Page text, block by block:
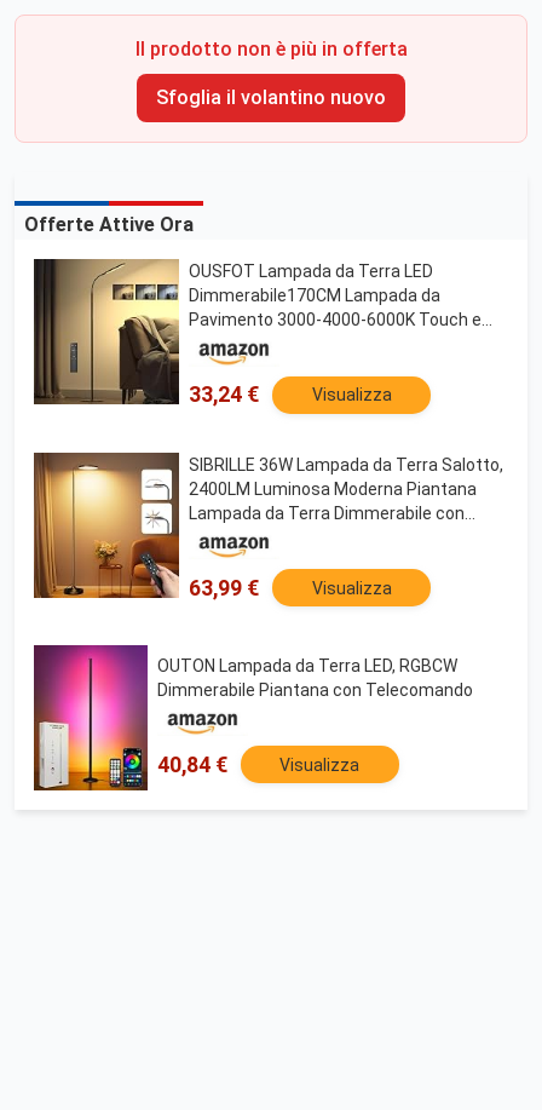
Il prodotto non è più in offerta
Sfoglia il volantino nuovo
Offerte Attive Ora
OUSFOT Lampada da Terra LED
Dimmerabile170CM Lampada da
Pavimento 3000-4000-6000K Touch e
Telecomando Collo D'oca Regolabile
Piantana LED per Camera da Letto
Soggiorno Ufficio
33,24 € Visualizza
SIBRILLE 36W Lampada da Terra Salotto,
2400LM Luminosa Moderna Piantana
Lampada da Terra Dimmerabile con
Telecomando Magnetico, 3000K-6000K
Piantana LED Lettura per Soggiorno
Letto Ufficio, Nera
63,99 € Visualizza
OUTON Lampada da Terra LED, RGBCW
Dimmerabile Piantana con Telecomando
40,84 € Visualizza